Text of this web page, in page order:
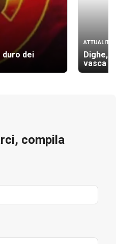
duro dei
ATTUALITÀ
Dighe,
vasca a
compila